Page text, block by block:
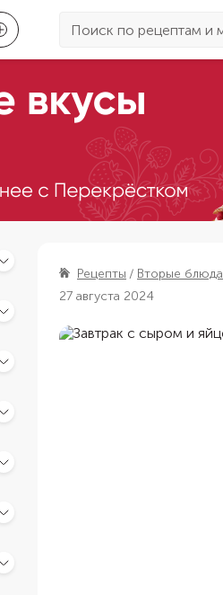
Рецепты Вторые блюда
27 августа 2024